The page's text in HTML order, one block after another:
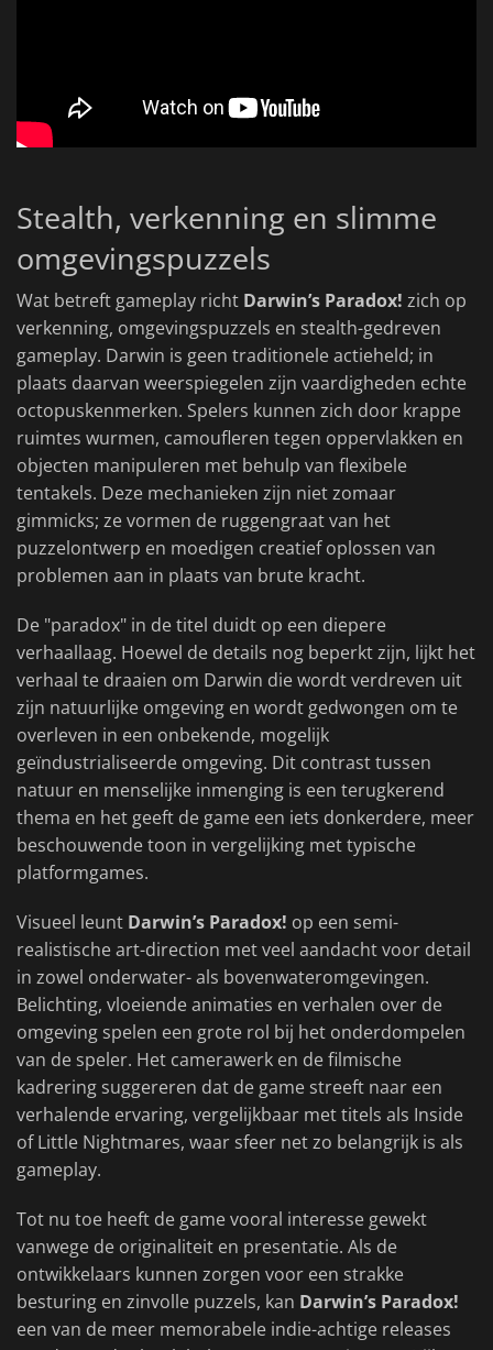
Stealth, verkenning en slimme
omgevingspuzzels
Wat betreft gameplay richt Darwin’s Paradox! zich op
verkenning, omgevingspuzzels en stealth-gedreven
gameplay. Darwin is geen traditionele actieheld; in
plaats daarvan weerspiegelen zijn vaardigheden echte
octopuskenmerken. Spelers kunnen zich door krappe
ruimtes wurmen, camoufleren tegen oppervlakken en
objecten manipuleren met behulp van flexibele
tentakels. Deze mechanieken zijn niet zomaar
gimmicks; ze vormen de ruggengraat van het
puzzelontwerp en moedigen creatief oplossen van
problemen aan in plaats van brute kracht.
De "paradox" in de titel duidt op een diepere
verhaallaag. Hoewel de details nog beperkt zijn, lijkt het
verhaal te draaien om Darwin die wordt verdreven uit
zijn natuurlijke omgeving en wordt gedwongen om te
overleven in een onbekende, mogelijk
geïndustrialiseerde omgeving. Dit contrast tussen
natuur en menselijke inmenging is een terugkerend
thema en het geeft de game een iets donkerdere, meer
beschouwende toon in vergelijking met typische
platformgames.
Visueel leunt Darwin’s Paradox! op een semi-
realistische art-direction met veel aandacht voor detail
in zowel onderwater- als bovenwateromgevingen.
Belichting, vloeiende animaties en verhalen over de
omgeving spelen een grote rol bij het onderdompelen
van de speler. Het camerawerk en de filmische
kadrering suggereren dat de game streeft naar een
verhalende ervaring, vergelijkbaar met titels als Inside
of Little Nightmares, waar sfeer net zo belangrijk is als
gameplay.
Tot nu toe heeft de game vooral interesse gewekt
vanwege de originaliteit en presentatie. Als de
ontwikkelaars kunnen zorgen voor een strakke
besturing en zinvolle puzzels, kan Darwin’s Paradox!
een van de meer memorabele indie-achtige releases